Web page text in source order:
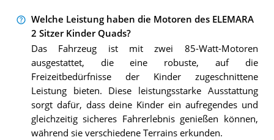
Welche Leistung haben die Motoren des ELEMARA
2 Sitzer Kinder Quads?
Das Fahrzeug ist mit zwei 85-Watt-Motoren
ausgestattet, die eine robuste, auf die
Freizeitbedürfnisse der Kinder zugeschnittene
Leistung bieten. Diese leistungsstarke Ausstattung
sorgt dafür, dass deine Kinder ein aufregendes und
gleichzeitig sicheres Fahrerlebnis genießen können,
während sie verschiedene Terrains erkunden.